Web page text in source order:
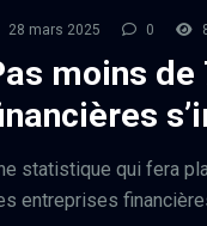
28 mars 2025 0
moins
statistique qui fera
entreprises